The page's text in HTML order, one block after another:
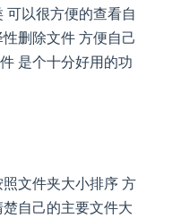
可以很方便的查看自
删除文件 方便自己
是个十分好用的功
文件夹大小排序 方
自己的主要文件大